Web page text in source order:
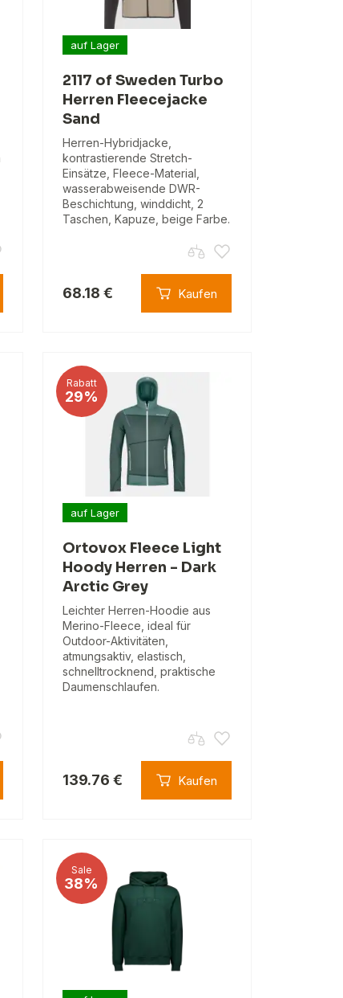
auf Lager
2117 of Sweden Turbo
Herren Fleecejacke
Sand
Herren-Hybridjacke,
kontrastierende Stretch-
Einsätze, Fleece-Material,
wasserabweisende DWR-
Beschichtung, winddicht, 2
Taschen, Kapuze, beige Farbe.
68.18 € Kaufen
Rabatt
29%
auf Lager
Ortovox Fleece Light
Hoody Herren - Dark
Arctic Grey
Leichter Herren-Hoodie aus
Merino-Fleece, ideal für
Outdoor-Aktivitäten,
atmungsaktiv, elastisch,
schnelltrocknend, praktische
Daumenschlaufen.
139.76 € Kaufen
Sale
38%